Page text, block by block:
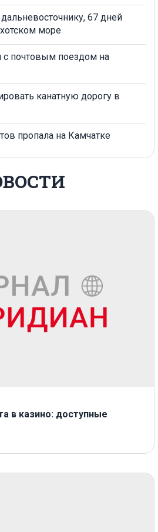
67 дней
море
с почтовым поездом на
канатную дорогу в
пропала на Камчатке
в казино: доступные